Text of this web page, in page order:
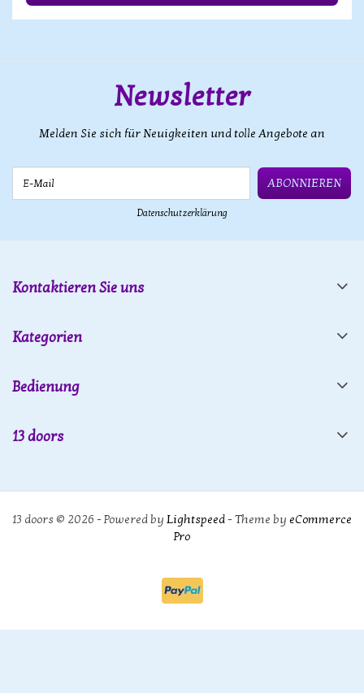
Newsletter
Melden Sie sich für Neuigkeiten und tolle Angebote an
ABONNIEREN
Datenschutzerklärung
Kontaktieren Sie uns
Kategorien
Bedienung
13 doors
13 doors © 2026 - Powered by Lightspeed- Theme by eCommerce
Pro